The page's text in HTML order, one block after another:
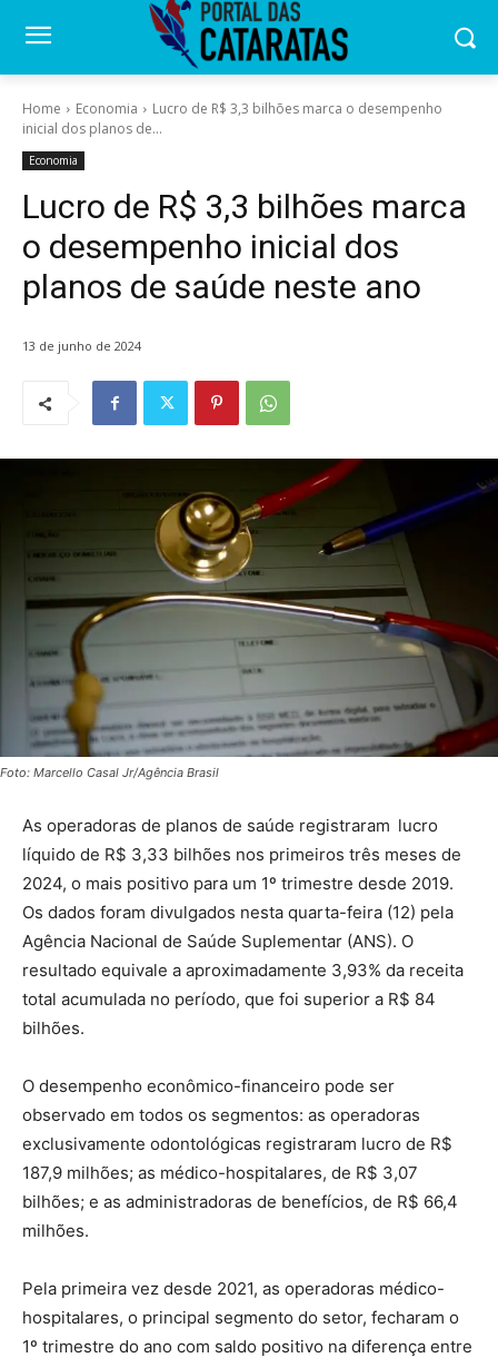
Home Economia
Lucro de R$ 3,3 bilhões marca o desempenho
inicial dos planos de...
Economia
Lucro de R$ 3,3 bilhões marca
o desempenho inicial dos
planos de saúde neste ano
13 de junho de 2024
Foto: Marcello Casal Jr/Agência Brasil
As operadoras de planos de saúde registraram lucro
líquido de R$ 3,33 bilhões nos primeiros três meses de
2024, o mais positivo para um 1º trimestre desde 2019.
Os dados foram divulgados nesta quarta-feira (12) pela
Agência Nacional de Saúde Suplementar (ANS). O
resultado equivale a aproximadamente 3,93% da receita
total acumulada no período, que foi superior a R$ 84
bilhões.
O desempenho econômico-financeiro pode ser
observado em todos os segmentos: as operadoras
exclusivamente odontológicas registraram lucro de R$
187,9 milhões; as médico-hospitalares, de R$ 3,07
bilhões; e as administradoras de benefícios, de R$ 66,4
milhões.
Pela primeira vez desde 2021, as operadoras médico-
hospitalares, o principal segmento do setor, fecharam o
1º trimestre do ano com saldo positivo na diferença entre